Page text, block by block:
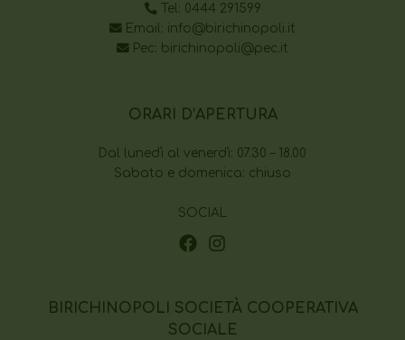
Tel: 0444 291599
Email: info@birichinopoli.it
Pec: birichinopoli@pec.it
ORARI D’APERTURA
Dal lunedì al venerdì: 07.30 – 18.00
Sabato e domenica: chiuso
SOCIAL
BIRICHINOPOLI SOCIETÀ COOPERATIVA
SOCIALE